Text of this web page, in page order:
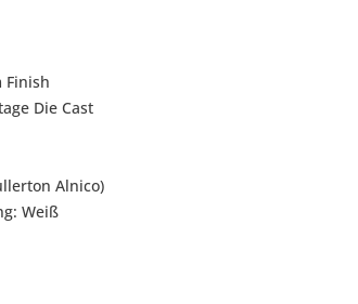
Finish
Die Cast
Alnico)
Weiß